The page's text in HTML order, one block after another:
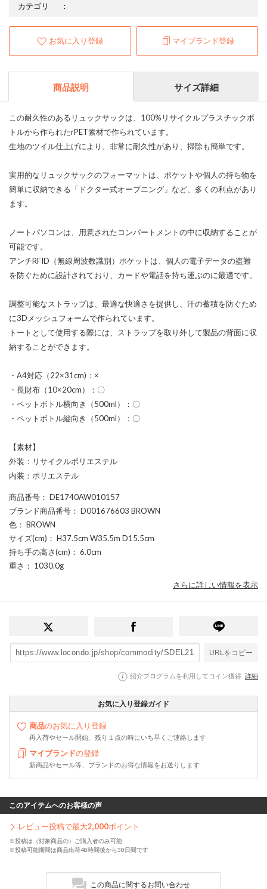
カテゴリ
：
お気に入り登録 マイブランド登録
商品説明 サイズ詳細
この耐久性のあるリュックサックは、100%リサイクルプラスチックボ
トルから作られたrPET素材で作られています。
生地のツイル仕上げにより、非常に耐久性があり、掃除も簡単です。
実用的なリュックサックのフォーマットは、ポケットや個人の持ち物を
簡単に収納できる「ドクター式オープニング」など、多くの利点があり
ます。
ノートパソコンは、用意されたコンパートメントの中に収納することが
可能です。
アンチRFID（無線周波数識別）ポケットは、個人の電子データの盗難
を防ぐために設計されており、カードや電話を持ち運ぶのに最適です。
調整可能なストラップは、最適な快適さを提供し、汗の蓄積を防ぐため
に3Dメッシュフォームで作られています。
トートとして使用する際には、ストラップを取り外して製品の背面に収
納することができます。
・A4対応（22×31cm)：×
・長財布（10×20cm）：〇
・ペットボトル横向き（500ml）：〇
・ペットボトル縦向き（500ml）：〇
【素材】
外装：リサイクルポリエステル
内装：ポリエステル
商品番号 ： DE1740AW010157
ブランド商品番号 ： D001676603 BROWN
色 ： BROWN
サイズ(cm) ： H37.5cm W35.5m D15.5cm
持ち手の高さ(cm) ： 6.0cm
重さ ： 1030.0g
さらに詳しい情報を表示
URLをコピー
紹介プログラムを利用してコイン獲得 詳細
お気に入り登録ガイド
商品のお気に入り登録
再入荷やセール開始、残り１点の時にいち早くご連絡します
マイブランドの登録
新商品やセール等、ブランドのお得な情報をお送りします
このアイテムへのお客様の声
レビュー投稿で最大2,000ポイント
※投稿は（対象商品の）ご購入者のみ可能
※投稿可能期間は商品出荷48時間後から30日間です
この商品に関するお問い合わせ